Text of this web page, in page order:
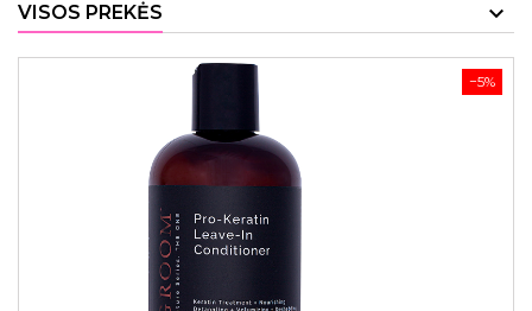
VISOS PREKĖS
−5%